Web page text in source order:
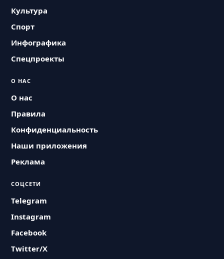
Культура
Спорт
Инфографика
Спецпроекты
О НАС
О нас
Правила
Конфиденциальность
Наши приложения
Реклама
СОЦСЕТИ
Telegram
Instagram
Facebook
Twitter/X